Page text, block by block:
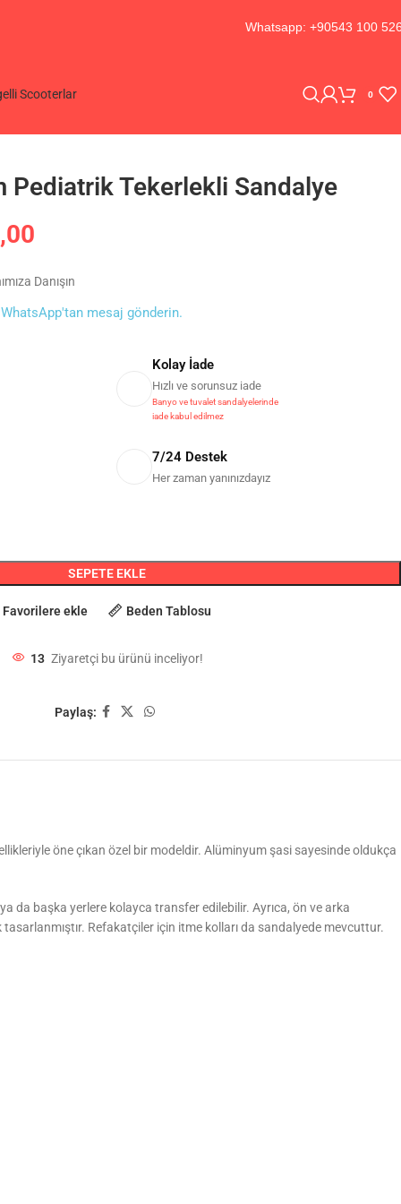
Whatsapp: +90543 100
Scooterlar 0
Pediatrik Tekerlekli Sandalye
Danışın
WhatsApp'tan mesaj gönderin.
Kolay İade
Hızlı ve sorunsuz iade
Banyo ve tuvalet sandalyelerinde
iade kabul edilmez
7/24 Destek
Her zaman yanınızdayız
SEPETE EKLE
Favorilere ekle Beden Tablosu
13 Ziyaretçi bu ürünü inceliyor!
Paylaş:
öne çıkan özel bir modeldir. Alüminyum şasi sayesinde oldukça
da başka yerlere kolayca transfer edilebilir. Ayrıca, ön ve arka
Refakatçiler için itme kolları da sandalyede mevcuttur.